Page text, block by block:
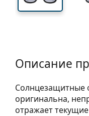
Описание
Солнцезащитные
оригинальна,
отражает